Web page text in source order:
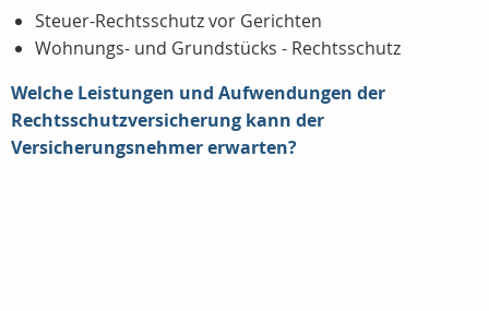
Steuer-Rechtsschutz vor Gerichten
Wohnungs- und Grundstücks - Rechtsschutz
Welche Leistungen und Aufwendungen der
Rechtsschutzversicherung kann der
Versicherungsnehmer erwarten?